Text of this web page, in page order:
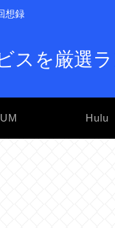
想録
スを厳選ラ
Hulu